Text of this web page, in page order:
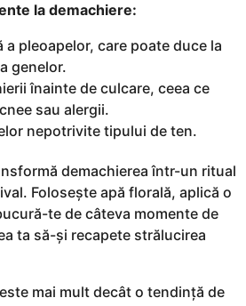
la demachiere:
a pleoapelor, care poate duce la
genelor.
înainte de culcare, ceea ce
sau alergii.
nepotrivite tipului de ten.
demachierea într-un ritual
Folosește apă florală, aplică o
te de câteva momente de
ta să-și recapete strălucirea
mai mult decât o tendință de